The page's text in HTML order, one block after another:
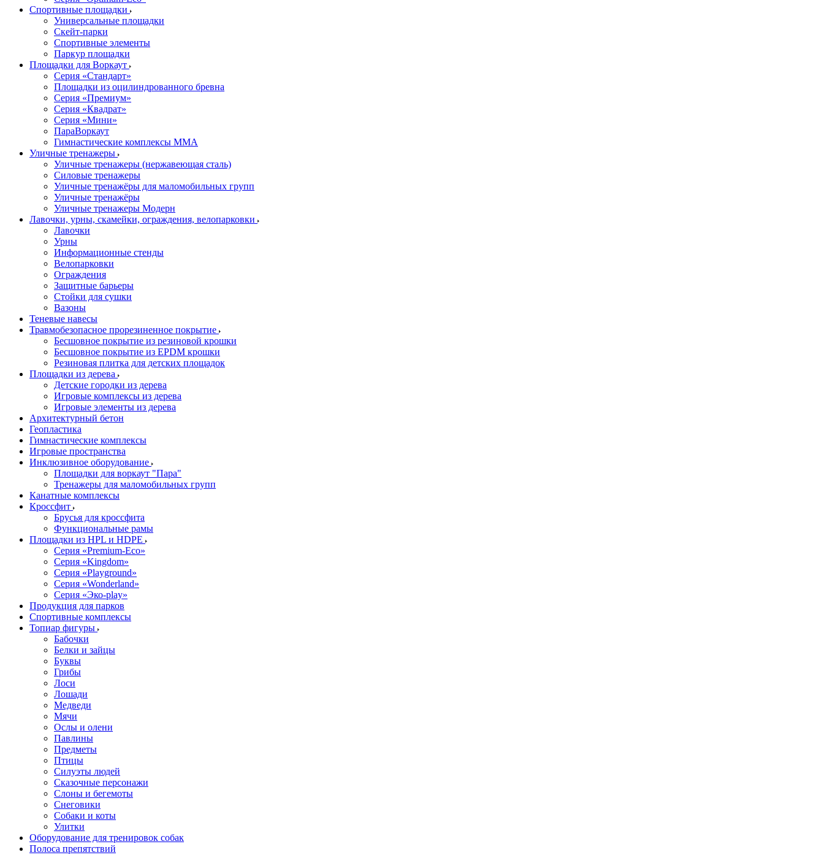
Спортивные площадки
Универсальные площадки
Скейт-парки
Спортивные элементы
Паркур площадки
Площадки для Воркаут
Серия «Стандарт»
Площадки из оцилиндрованного бревна
Серия «Премиум»
Серия «Квадрат»
Серия «Мини»
ПараВоркаут
Гимнастические комплексы ММА
Уличные тренажеры
Уличные тренажеры (нержавеющая сталь)
Силовые тренажеры
Уличные тренажёры для маломобильных групп
Уличные тренажёры
Уличные тренажеры Модерн
Лавочки, урны, скамейки, ограждения, велопарковки
Лавочки
Урны
Информационные стенды
Велопарковки
Ограждения
Защитные барьеры
Стойки для сушки
Вазоны
Теневые навесы
Травмобезопасное прорезиненное покрытие
Бесшовное покрытие из резиновой крошки
Бесшовное покрытие из EPDM крошки
Резиновая плитка для детских площадок
Площадки из дерева
Детские городки из дерева
Игровые комплексы из дерева
Игровые элементы из дерева
Архитектурный бетон
Геопластика
Гимнастические комплексы
Игровые пространства
Инклюзивное оборудование
Площадки для воркаут "Пара"
Тренажеры для маломобильных групп
Канатные комплексы
Кроссфит
Брусья для кроссфита
Функциональные рамы
Площадки из HPL и HDPE
Серия «Premium-Eco»
Серия «Kingdom»
Серия «Playground»
Серия «Wonderland»
Серия «Эко-play»
Продукция для парков
Спортивные комплексы
Топиар фигуры
Бабочки
Белки и зайцы
Буквы
Грибы
Лоси
Лошади
Медведи
Мячи
Ослы и олени
Павлины
Предметы
Птицы
Силуэты людей
Сказочные персонажи
Слоны и бегемоты
Снеговики
Собаки и коты
Улитки
Оборудование для тренировок собак
Полоса препятствий